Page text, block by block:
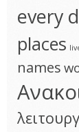
every
places
names